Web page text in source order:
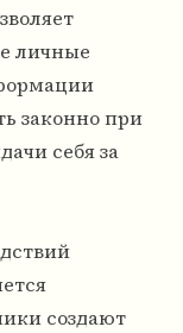
личные
законно при
себя за
создают